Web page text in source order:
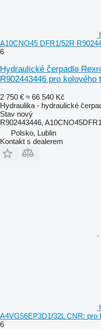
A10CNO45 DFR1/52R
6
Hydraulické čerpadlo
R902443446 pro kolového
2 750 € ≈ 66 540 Kč
Hydraulika - hydraulické
Stav nový
R902443446,
Polsko, Lublin
Kontakt s dealerem
A4VG56EP3D1/32L CNR: pro
6